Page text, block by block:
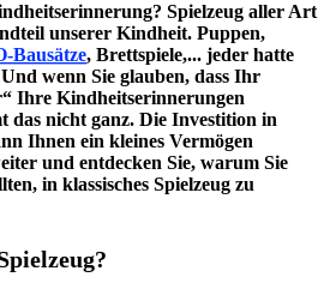
Spielzeug aller Art
unserer Kindheit. Puppen,
Bausätze, Brettspiele,... jeder hatte
wenn Sie glauben, dass Ihr
Ihre Kindheitserinnerungen
das nicht ganz. Die Investition in
Ihnen ein kleines Vermögen
und entdecken Sie, warum Sie
in klassisches Spielzeug zu